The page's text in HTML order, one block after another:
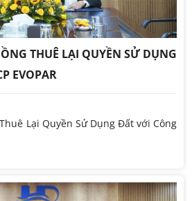
THUÊ LẠI QUYỀN SỬ DỤNG
EVOPAR
Lại Quyền Sử Dụng Đất với Công